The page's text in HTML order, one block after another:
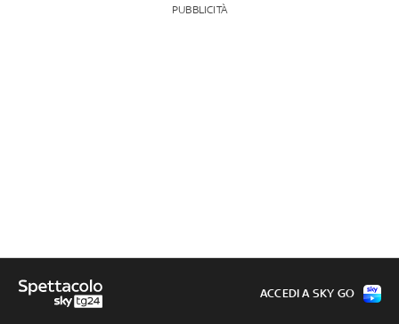
PUBBLICITÀ
ACCEDI A SKY GO